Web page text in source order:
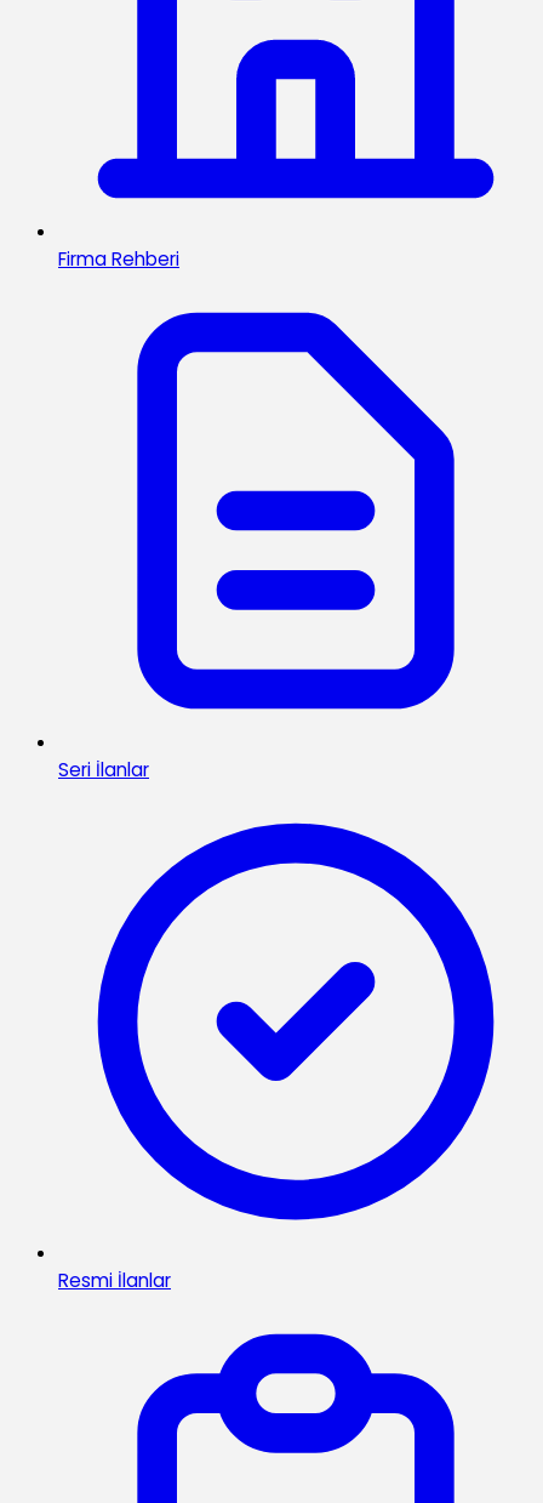
Firma Rehberi
Seri İlanlar
Resmi İlanlar